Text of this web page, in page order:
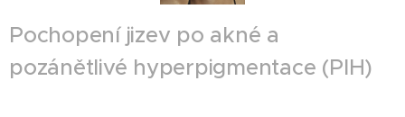
Pochopení jizev po akné a
pozánětlivé hyperpigmentace (PIH)